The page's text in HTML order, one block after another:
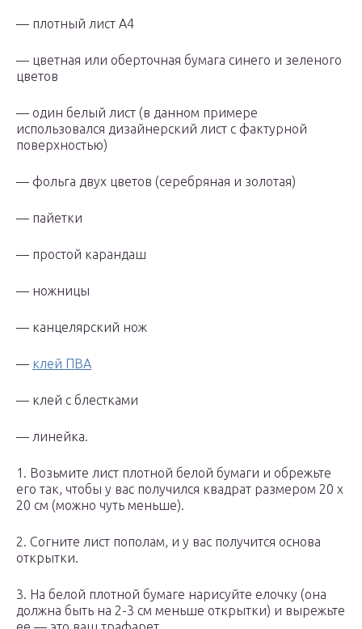
— плотный лист А4
— цветная или оберточная бумага синего и зеленого
цветов
— один белый лист (в данном примере
использовался дизайнерский лист с фактурной
поверхностью)
— фольга двух цветов (серебряная и золотая)
— пайетки
— простой карандаш
— ножницы
— канцелярский нож
— клей ПВА
— клей с блестками
— линейка.
1. Возьмите лист плотной белой бумаги и обрежьте
его так, чтобы у вас получился квадрат размером 20 х
20 см (можно чуть меньше).
2. Согните лист пополам, и у вас получится основа
открытки.
3. На белой плотной бумаге нарисуйте елочку (она
должна быть на 2-3 см меньше открытки) и вырежьте